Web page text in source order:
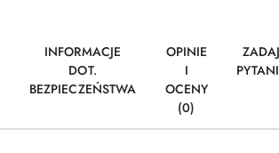
INFORMACJE
DOT.
BEZPIECZEŃSTWA
OPINIE
I
OCENY
(0)